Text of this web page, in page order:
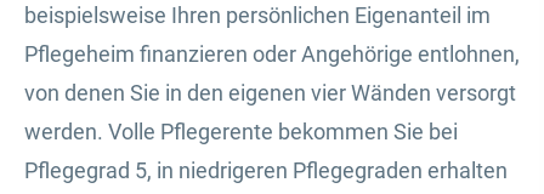
beispielsweise Ihren persönlichen Eigenanteil im
Pflegeheim finanzieren oder Angehörige entlohnen,
von denen Sie in den eigenen vier Wänden versorgt
werden. Volle Pfle­ge­ren­te bekommen Sie bei
Pflegegrad 5, in niedrigeren Pflegegraden erhalten